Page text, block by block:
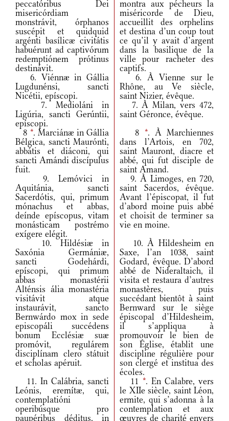
peccatóribus Dei
misericórdiam
monstrávit, órphanos
suscépit et quidquid
argénti basílicæ civitátis
habuérunt ad captivórum
redemptiónem prótinus
destinávit.
montra aux pécheurs la
miséricorde de Dieu,
accueillit des orphelins
et destina d’un coup tout
ce qu’il y avait d’argent
dans la basilique de la
ville pour racheter des
captifs.
6. Viénnæ in Gállia
Lugdunénsi, sancti
Nicétii, epíscopi.
6. À Vienne sur le
Rhône, au Ve siècle,
saint Nizier, évêque.
7. Medioláni in
Ligúria, sancti Gerúntii,
epíscopi.
7. À Milan, vers 472,
saint Géronce, évêque.
8 *. Marciánæ in Gállia
Bélgica, sancti Maurónti,
abbátis et diáconi, qui
sancti Amándi discípulus
fuit.
8 *. À Marchiennes
dans l’Artois, en 702,
saint Mauront, diacre et
abbé, qui fut disciple de
saint Amand.
9. Lemóvici in
Aquitánia, sancti
Sacerdótis, qui, primum
mónachus et abbas,
deínde epíscopus, vitam
monásticam postrémo
exígere elégit.
9. À Limoges, en 720,
saint Sacerdos, évêque.
Avant l’épiscopat, il fut
d’abord moine puis abbé
et choisit de terminer sa
vie en moine.
10. Hildésiæ in
Saxónia Germániæ,
sancti Godehárdi,
epíscopi, qui primum
abbas monastérii
Alténsis ália monastéria
visitávit atque
instaurávit, sancto
Bernwárdo mox in sede
episcopáli succédens
bonum Ecclésiæ suæ
promóvit, regulárem
disciplínam clero státuit
et scholas apéruit.
10. À Hildesheim en
Saxe, l’an 1038, saint
Godard, évêque. D’abord
abbé de Nideraltaich, il
visita et restaura d’autres
monastères, puis
succédant bientôt à saint
Bernward sur le siège
épiscopal d’Hildesheim,
il s’appliqua à
promouvoir le bien de
son Église, établit une
discipline régulière pour
son clergé et institua des
écoles.
11. In Calábria, sancti
Leónis, eremítæ, qui,
contemplatióni
operibúsque pro
paupéribus déditus, in
11 *. En Calabre, vers
le XIIe siècle, saint Léon,
ermite, qui s’adonna à la
contemplation et aux
œuvres de charité envers